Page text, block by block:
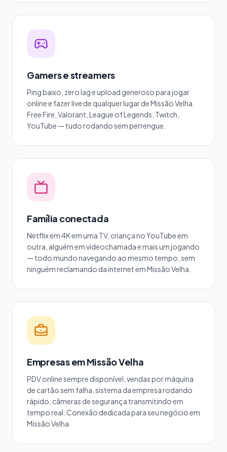
Gamers e streamers
Ping baixo, zero lag e upload generoso para jogar
online e fazer live de qualquer lugar de Missão Velha.
Free Fire, Valorant, League of Legends, Twitch,
YouTube — tudo rodando sem perrengue.
Família conectada
Netflix em 4K em uma TV, criança no YouTube em
outra, alguém em videochamada e mais um jogando
— todo mundo navegando ao mesmo tempo, sem
ninguém reclamando da internet em Missão Velha.
Empresas em Missão Velha
PDV online sempre disponível, vendas por máquina
de cartão sem falha, sistema da empresa rodando
rápido, câmeras de segurança transmitindo em
tempo real. Conexão dedicada para seu negócio em
Missão Velha.